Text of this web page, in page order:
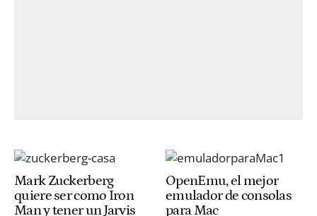
Mark Zuckerberg
quiere ser como Iron
Man y tener un Jarvis
OpenEmu, el mejor
emulador de consolas
para Mac